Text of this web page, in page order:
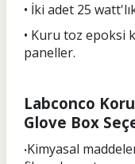
• İki adet 25
• Kuru toz epoksi
paneller.
Labconco
Glove Box
•Kimyasal